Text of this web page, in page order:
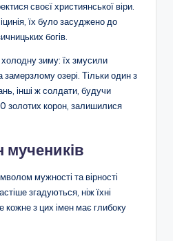
своєї християнської віри.
їх було засуджено до
богів.
зиму: їх змусили
замерзлому озері. Тільки один з
інші ж солдати, будучи
золотих корон, залишилися
мучеників
мужності та вірності
згадуються, ніж їхні
кожне з цих імен має глибоку